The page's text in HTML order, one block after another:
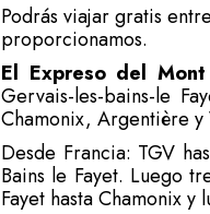
Podrás viajar gratis
proporcionamos.
El Expreso del
Gervais-les-bains-le
Chamonix, Argentière y
Desde Francia: TGV
Bains le Fayet. Luego
Fayet hasta Chamonix y